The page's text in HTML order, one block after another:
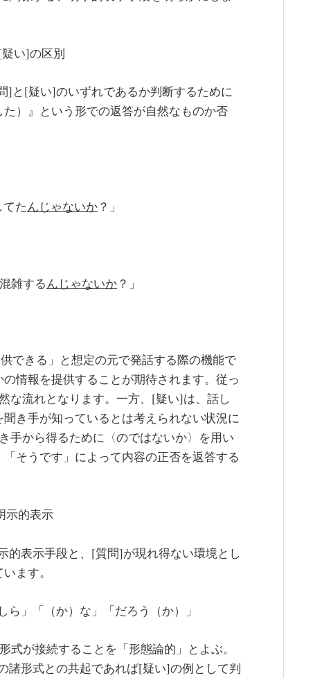
い]の区別
]と[疑い]のいずれであるか判断するために
）』という形での返答が自然なものか否
たんじゃないか？」
雑するんじゃないか？」
できる」と想定の元で発話する際の機能で
情報を提供することが期待されます。従っ
な流れとなります。一方、[疑い]は、話し
き手が知っているとは考えられない状況に
手から得るために〈のではないか〉を用い
そうです」によって内容の正否を返答する
示的表示
表示手段と、[質問]が現れ得ない環境とし
ます。
」「（か）な」「だろう（か）」
式が接続することを「形態論的」とよぶ。
諸形式との共起であれば[疑い]の例として判